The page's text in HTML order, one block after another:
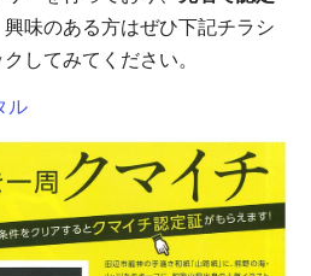
興味のある方はぜひ下記チラシ
してみてください。
ル